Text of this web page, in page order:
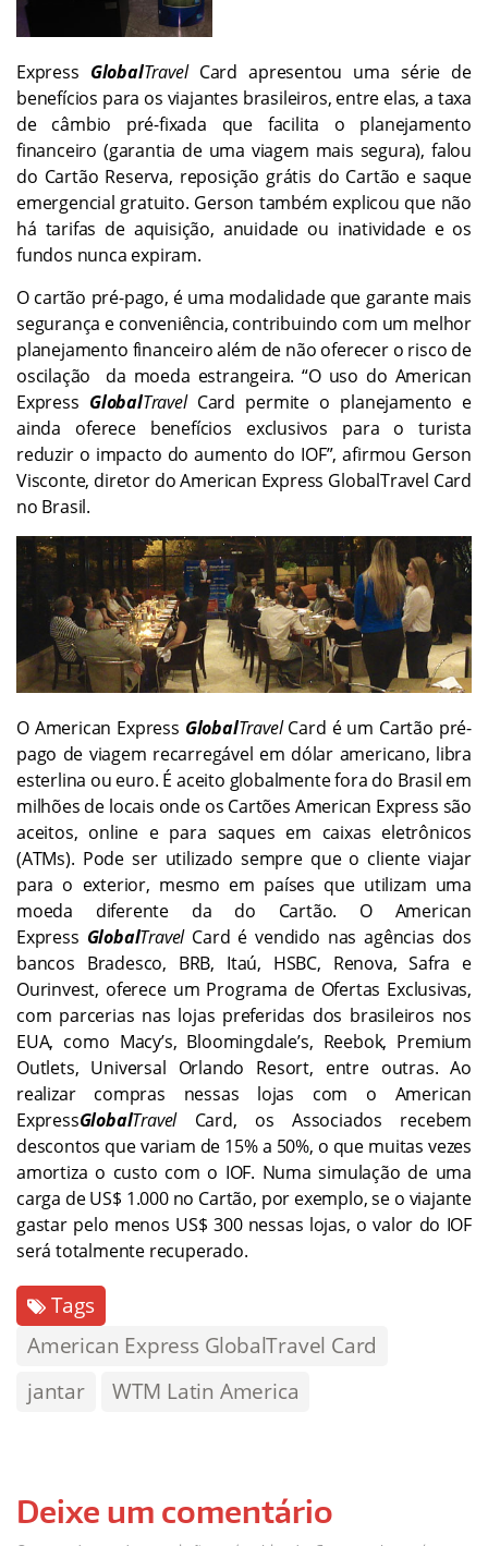
Express GlobalTravel Card apresentou uma série de
benefícios para os viajantes brasileiros, entre elas, a taxa
de câmbio pré-fixada que facilita o planejamento
financeiro (garantia de uma viagem mais segura), falou
do Cartão Reserva, reposição grátis do Cartão e saque
emergencial gratuito. Gerson também explicou que não
há tarifas de aquisição, anuidade ou inatividade e os
fundos nunca expiram.
O cartão pré-pago, é uma modalidade que garante mais
segurança e conveniência, contribuindo com um melhor
planejamento financeiro além de não oferecer o risco de
oscilação da moeda estrangeira. “O uso do American
Express GlobalTravelCard permite o planejamento e
ainda oferece benefícios exclusivos para o turista
reduzir o impacto do aumento do IOF”, afirmou Gerson
Visconte, diretor do American Express GlobalTravel Card
no Brasil.
O American Express GlobalTravel Card é um Cartão pré-
pago de viagem recarregável em dólar americano, libra
esterlina ou euro. É aceito globalmente fora do Brasil em
milhões de locais onde os Cartões American Express são
aceitos, online e para saques em caixas eletrônicos
(ATMs). Pode ser utilizado sempre que o cliente viajar
para o exterior, mesmo em países que utilizam uma
moeda diferente da do Cartão. O American
Express GlobalTravel Card é vendido nas agências dos
bancos Bradesco, BRB, Itaú, HSBC, Renova, Safra e
Ourinvest, oferece um Programa de Ofertas Exclusivas,
com parcerias nas lojas preferidas dos brasileiros nos
EUA, como Macy’s, Bloomingdale’s, Reebok, Premium
Outlets, Universal Orlando Resort, entre outras. Ao
realizar compras nessas lojas com o American
ExpressGlobalTravelCard, os Associados recebem
descontos que variam de 15% a 50%, o que muitas vezes
amortiza o custo com o IOF. Numa simulação de uma
carga de US$ 1.000 no Cartão, por exemplo, se o viajante
gastar pelo menos US$ 300 nessas lojas, o valor do IOF
será totalmente recuperado.
Tags
American Express GlobalTravel Card
jantar
WTM Latin America
Deixe um comentário